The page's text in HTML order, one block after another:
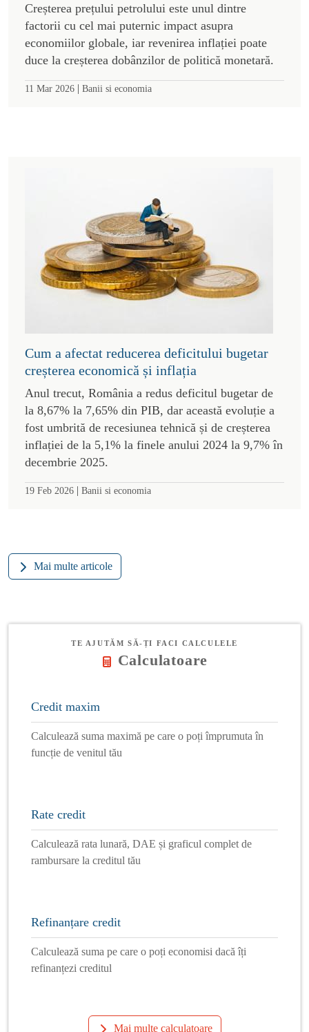
Creșterea prețului petrolului este unul dintre
factorii cu cel mai puternic impact asupra
economiilor globale, iar revenirea inflației poate
duce la creșterea dobânzilor de politică monetară.
11 Mar 2026 | Banii si economia
Cum a afectat reducerea deficitului bugetar
creșterea economică și inflația
Anul trecut, România a redus deficitul bugetar de
la 8,67% la 7,65% din PIB, dar această evoluție a
fost umbrită de recesiunea tehnică și de creșterea
inflației de la 5,1% la finele anului 2024 la 9,7% în
decembrie 2025.
19 Feb 2026 | Banii si economia
Mai multe articole
TE AJUTĂM SĂ-ȚI FACI CALCULELE
Calculatoare
Credit maxim
Calculează suma maximă pe care o poți împrumuta în
funcție de venitul tău
Rate credit
Calculează rata lunară, DAE și graficul complet de
rambursare la creditul tău
Refinanțare credit
Calculează suma pe care o poți economisi dacă îți
refinanțezi creditul
Mai multe calculatoare